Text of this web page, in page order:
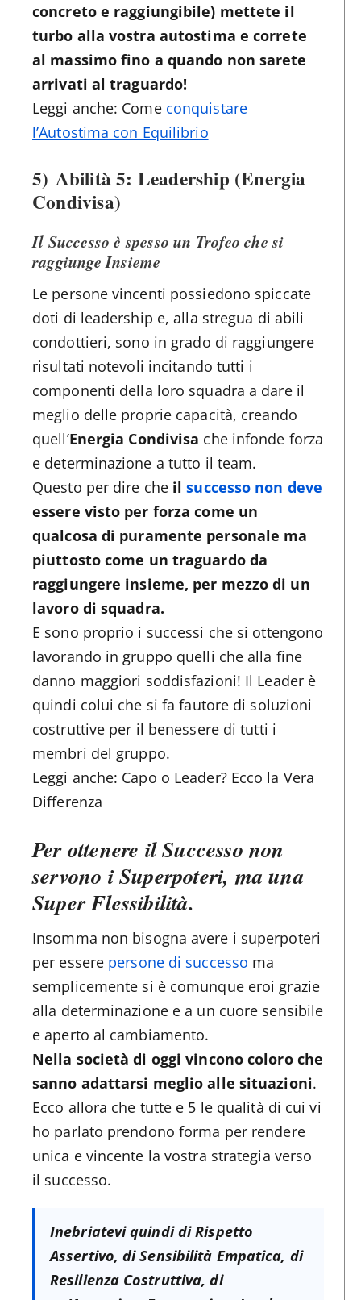
concreto e raggiungibile) mettete il
turbo alla vostra autostima e correte
al massimo fino a quando non sarete
arrivati al traguardo!
Leggi anche: Come conquistare
l’Autostima con Equilibrio
5) Abilità 5: Leadership (Energia
Condivisa)
Il Successo è spesso un Trofeo che si
raggiunge Insieme
Le persone vincenti possiedono spiccate
doti di leadership e, alla stregua di abili
condottieri, sono in grado di raggiungere
risultati notevoli incitando tutti i
componenti della loro squadra a dare il
meglio delle proprie capacità, creando
quell’Energia Condivisa che infonde forza
e determinazione a tutto il team.
Questo per dire che il successo non deve
essere visto per forza come un
qualcosa di puramente personale ma
piuttosto come un traguardo da
raggiungere insieme, per mezzo di un
lavoro di squadra.
E sono proprio i successi che si ottengono
lavorando in gruppo quelli che alla fine
danno maggiori soddisfazioni! Il Leader è
quindi colui che si fa fautore di soluzioni
costruttive per il benessere di tutti i
membri del gruppo.
Leggi anche: Capo o Leader? Ecco la Vera
Differenza
Per ottenere il Successo non
servono i Superpoteri, ma una
Super Flessibilità.
Insomma non bisogna avere i superpoteri
per essere persone di successo ma
semplicemente si è comunque eroi grazie
alla determinazione e a un cuore sensibile
e aperto al cambiamento.
Nella società di oggi vincono coloro che
sanno adattarsi meglio alle situazioni.
Ecco allora che tutte e 5 le qualità di cui vi
ho parlato prendono forma per rendere
unica e vincente la vostra strategia verso
il successo.
Inebriatevi quindi di Rispetto
Assertivo, di Sensibilità Empatica, di
Resilienza Costruttiva, di